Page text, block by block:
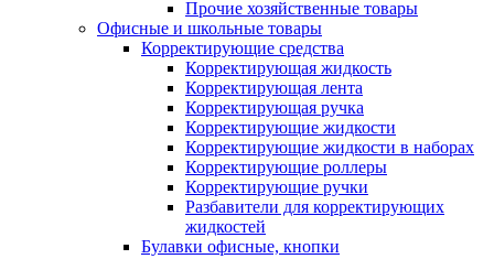
Прочие хозяйственные товары
Офисные и школьные товары
Корректирующие средства
Корректирующая жидкость
Корректирующая лента
Корректирующая ручка
Корректирующие жидкости
Корректирующие жидкости в наборах
Корректирующие роллеры
Корректирующие ручки
Разбавители для корректирующих
жидкостей
Булавки офисные, кнопки